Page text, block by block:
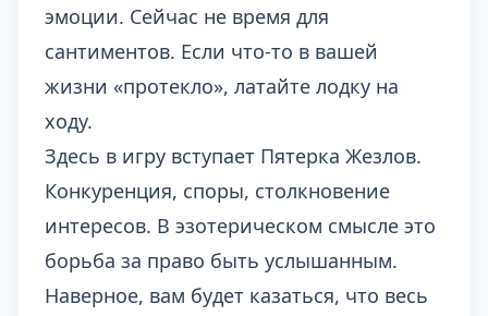
эмоции. Сейчас не время для
сантиментов. Если что-то в вашей
жизни «протекло», латайте лодку на
ходу.
Здесь в игру вступает Пятерка Жезлов.
Конкуренция, споры, столкновение
интересов. В эзотерическом смысле это
борьба за право быть услышанным.
Наверное, вам будет казаться, что весь